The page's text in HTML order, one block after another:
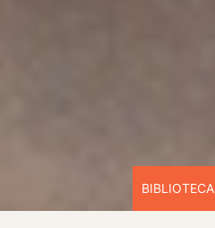
BIBLIOTECA